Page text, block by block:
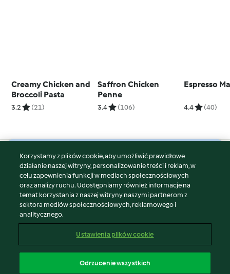
Creamy Chicken and
Broccoli Pasta
3.2 (21)
Saffron Chicken
Penne
3.4 (106)
Espresso
4.4 (40)
© Copyright 2026
Warunki korzystania
Polityka prywatności
Disclaimer
Znak wydawcy
Zgłoś treść
Oświadczenie o dostępności
Korzystamy z plików cookie, aby umożliwić prawidłowe
działanie naszej witryny, personalizowanie treści i reklam, w
celu zapewnienia funkcji w mediach społecznościowych
oraz analizy ruchu. Udostępniamy również informacje na
temat korzystania z naszej witryny naszymi partnerom z
sektora mediów społecznościowych, reklamowego i
analitycznego.
Ustawienia plików cookie
Odrzucenie wszystkich